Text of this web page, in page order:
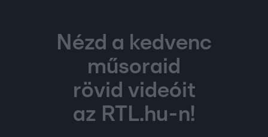
Nézd a kedvenc
műsoraid
rövid videóit
az RTL.hu-n!